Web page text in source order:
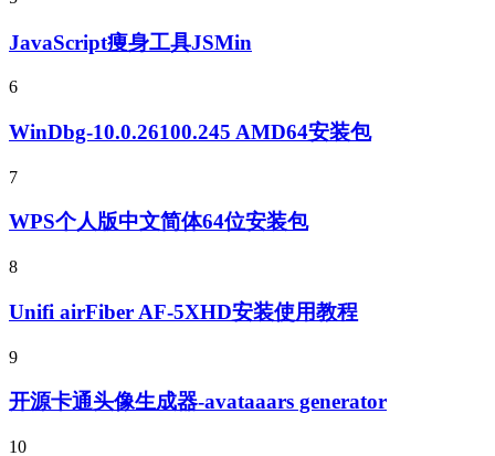
JavaScript痩身工具JSMin
6
WinDbg-10.0.26100.245 AMD64安装包
7
WPS个人版中文简体64位安装包
8
Unifi airFiber AF-5XHD安装使用教程
9
开源卡通头像生成器-avataaars generator
10